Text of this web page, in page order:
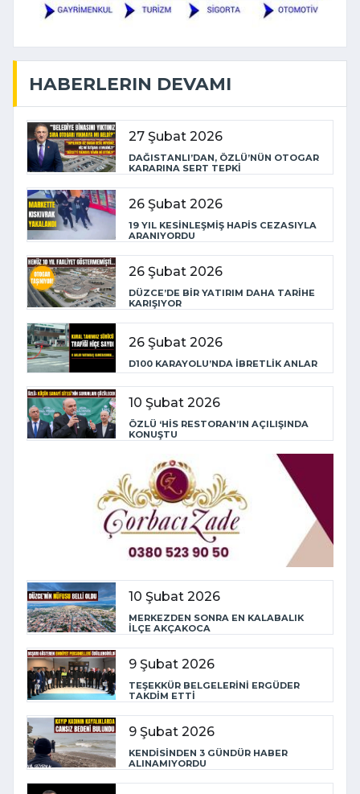
HABERLERIN DEVAMI
27 Şubat 2026
DAĞISTANLI’DAN, ÖZLÜ’NÜN OTOGAR
KARARINA SERT TEPKİ
26 Şubat 2026
19 YIL KESİNLEŞMİŞ HAPİS CEZASIYLA
ARANIYORDU
26 Şubat 2026
DÜZCE’DE BİR YATIRIM DAHA TARİHE
KARIŞIYOR
26 Şubat 2026
D100 KARAYOLU’NDA İBRETLİK ANLAR
10 Şubat 2026
ÖZLÜ ‘HİS RESTORAN’IN AÇILIŞINDA
KONUŞTU
10 Şubat 2026
MERKEZDEN SONRA EN KALABALIK
İLÇE AKÇAKOCA
9 Şubat 2026
TEŞEKKÜR BELGELERİNİ ERGÜDER
TAKDİM ETTİ
9 Şubat 2026
KENDİSİNDEN 3 GÜNDÜR HABER
ALINAMIYORDU